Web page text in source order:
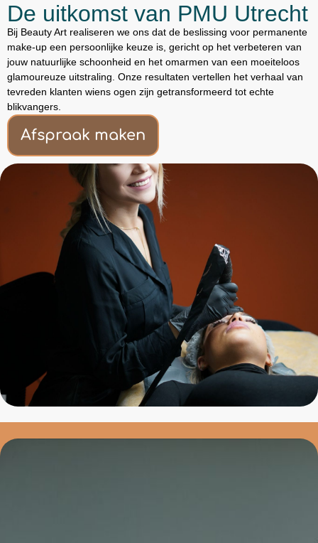
De uitkomst van PMU Utrecht
Bij Beauty Art realiseren we ons dat de beslissing voor permanente
make-up een persoonlijke keuze is, gericht op het verbeteren van
jouw natuurlijke schoonheid en het omarmen van een moeiteloos
glamoureuze uitstraling. Onze resultaten vertellen het verhaal van
tevreden klanten wiens ogen zijn getransformeerd tot echte
blikvangers.
Afspraak maken